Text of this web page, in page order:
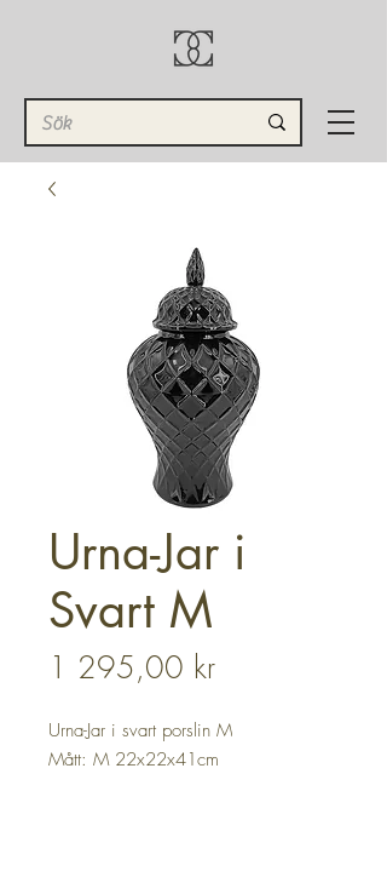
Urna-Jar i
Svart M
1 295,00 krPris
Urna-Jar i svart porslin M
Mått: M 22x22x41cm